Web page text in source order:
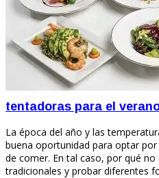
tentadoras para el
La época del año y las
buena oportunidad para optar
de comer. En tal caso, por qué
tradicionales y probar diferentes